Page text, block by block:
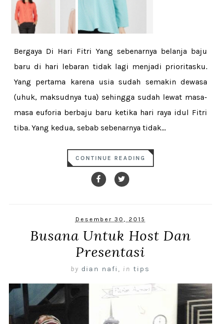
Bergaya Di Hari Fitri Yang sebenarnya belanja baju
baru di hari lebaran tidak lagi menjadi prioritasku.
Yang pertama karena usia sudah semakin dewasa
(uhuk, maksudnya tua) sehingga sudah lewat masa-
masa euforia berbaju baru ketika hari raya idul Fitri
tiba. Yang kedua, sebab sebenarnya tidak...
CONTINUE READING
Desember 30, 2015
Busana Untuk Host Dan
Presentasi
by dian nafi , in tips